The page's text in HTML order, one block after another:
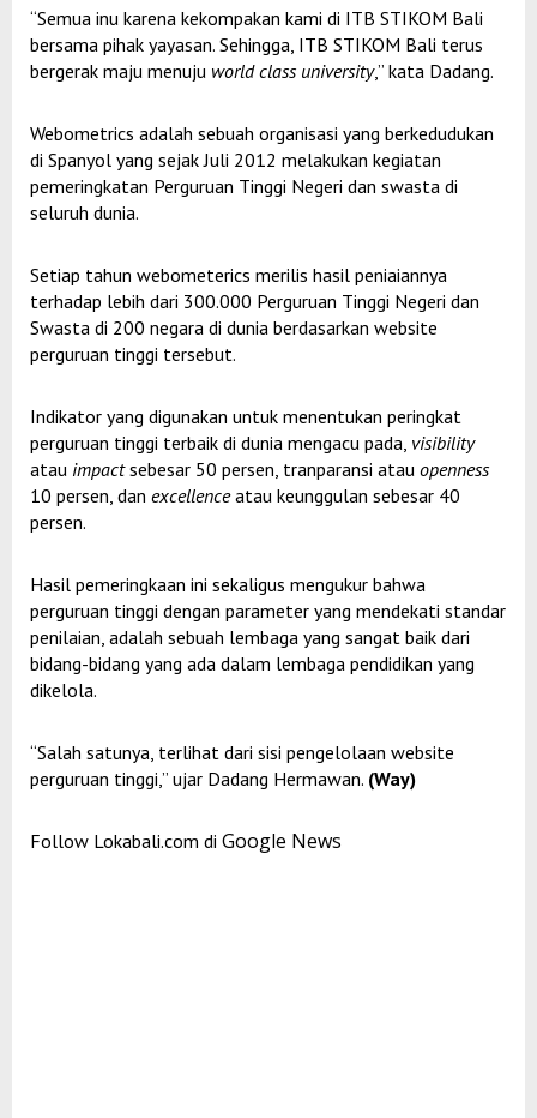
“Semua inu karena kekompakan kami di ITB STIKOM Bali
bersama pihak yayasan. Sehingga, ITB STIKOM Bali terus
bergerak maju menuju world class university,” kata Dadang.
Webometrics adalah sebuah organisasi yang berkedudukan
di Spanyol yang sejak Juli 2012 melakukan kegiatan
pemeringkatan Perguruan Tinggi Negeri dan swasta di
seluruh dunia.
Setiap tahun webometerics merilis hasil peniaiannya
terhadap lebih dari 300.000 Perguruan Tinggi Negeri dan
Swasta di 200 negara di dunia berdasarkan website
perguruan tinggi tersebut.
Indikator yang digunakan untuk menentukan peringkat
perguruan tinggi terbaik di dunia mengacu pada, visibility
atau impactsebesar 50 persen, tranparansi atau openness
10 persen, dan excellenceatau keunggulan sebesar 40
persen.
Hasil pemeringkaan ini sekaligus mengukur bahwa
perguruan tinggi dengan parameter yang mendekati standar
penilaian, adalah sebuah lembaga yang sangat baik dari
bidang-bidang yang ada dalam lembaga pendidikan yang
dikelola.
“Salah satunya, terlihat dari sisi pengelolaan website
perguruan tinggi,” ujar Dadang Hermawan. (Way)
Follow Lokabali.com di Google News